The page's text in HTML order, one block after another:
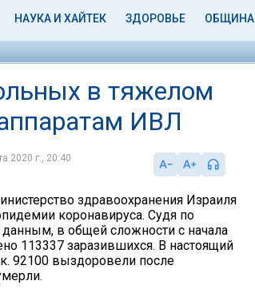
НАУКА И ХАЙТЕК ЗДОРОВЬЕ ОБЩИНА
в тяжелом
ИВЛ
2020 г., 20:40
здравоохранения Израиля
коронавируса. Судя по
в общей сложности с начала
113337 заразившихся. В настоящий
92100 выздоровели после